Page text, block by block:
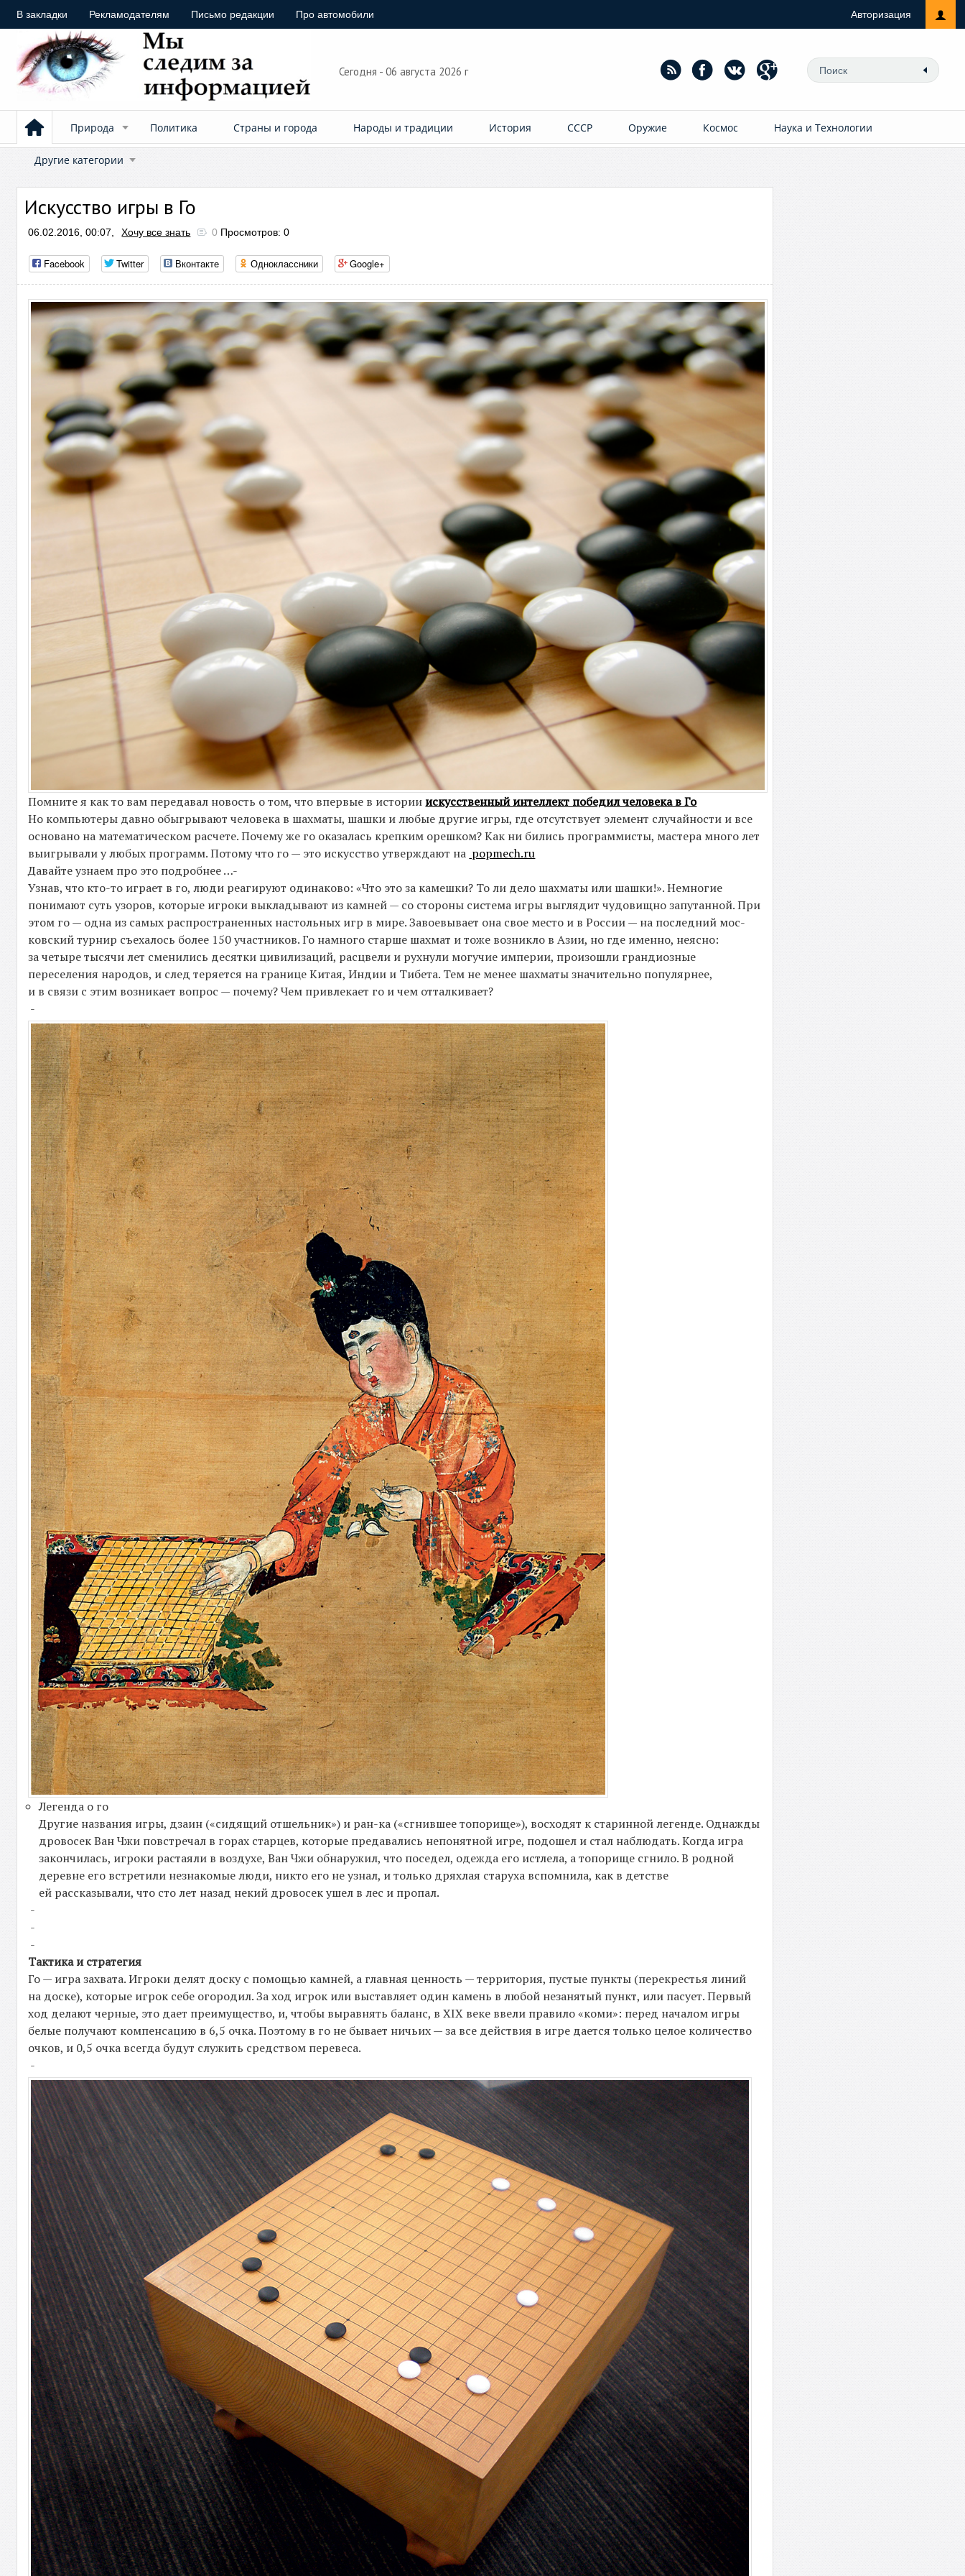
В закладки Рекламодателям Письмо редакции Про автомобили Авторизация
Сегодня - 06 августа 2026 г
Природа Политика Страны и города Народы и традиции История СССР Оружие Космос Наука и Технологии
Другие категории
Искусство игры в Го
06.02.2016, 00:07, Хочу все знать 0 Просмотров: 0
Facebook Twitter Вконтакте Одноклассники Google+
Помните я как то вам передавал новость о том, что впервые в истории искусственный интеллект победил человека в Го
Но компьютеры давно обыгрывают человека в шахматы, шашки и любые другие игры, где отсутствует элемент случайности и все
основано на математическом расчете. Почему же го оказалась крепким орешком? Как ни бились программисты, мастера много лет
выигрывали у любых программ. Потому что го — это искусство утверждают на popmech.ru
Давайте узнаем про это подробнее …-
Узнав, что кто-то играет в го, люди реагируют одинаково: «Что это за камешки? То ли дело шахматы или шашки!». Немногие
понимают суть узоров, которые игроки выкладывают из камней — со стороны система игры выглядит чудовищно запутанной. При
этом го — одна из самых распространенных настольных игр в мире. Завоевывает она свое место и в России — на последний мос­
ков­ский турнир съехалось более 150 участников. Го намного старше шахмат и тоже возникло в Азии, но где именно, неясно:
за четыре тысячи лет сменились десятки цивилизаций, расцвели и рухнули могучие империи, произошли грандиозные
переселения народов, и след теряется на границе Китая, Индии и Тибета. Тем не менее шахматы значительно популярнее,
и в связи с этим возникает вопрос — почему? Чем привлекает го и чем отталкивает?
-
Легенда о го
Другие названия игры, дзаин («сидящий отшельник») и ран-ка («сгнившее топорище»), восходят к старинной легенде. Однажды
дровосек Ван Чжи повстречал в горах старцев, которые предавались непонятной игре, подошел и стал наблюдать. Когда игра
закончилась, игроки растаяли в воздухе, Ван Чжи обнаружил, что поседел, одежда его истлела, а топорище сгнило. В родной
деревне его встретили незнакомые люди, никто его не узнал, и только дряхлая старуха вспомнила, как в детстве
ей рассказывали, что сто лет назад некий дровосек ушел в лес и пропал.
-
-
-
Тактика и стратегия
Го — игра захвата. Игроки делят доску с помощью камней, а главная ценность — территория, пустые пункты (перекрестья линий
на доске), которые игрок себе огородил. За ход игрок или выставляет один камень в любой незанятый пункт, или пасует. Первый
ход делают черные, это дает преимущество, и, чтобы выравнять баланс, в XIX веке ввели правило «коми»: перед началом игры
белые получают компенсацию в 6,5 очка. Поэтому в го не бывает ничьих — за все действия в игре дается только целое количество
очков, и 0,5 очка всегда будут служить средством перевеса.
-